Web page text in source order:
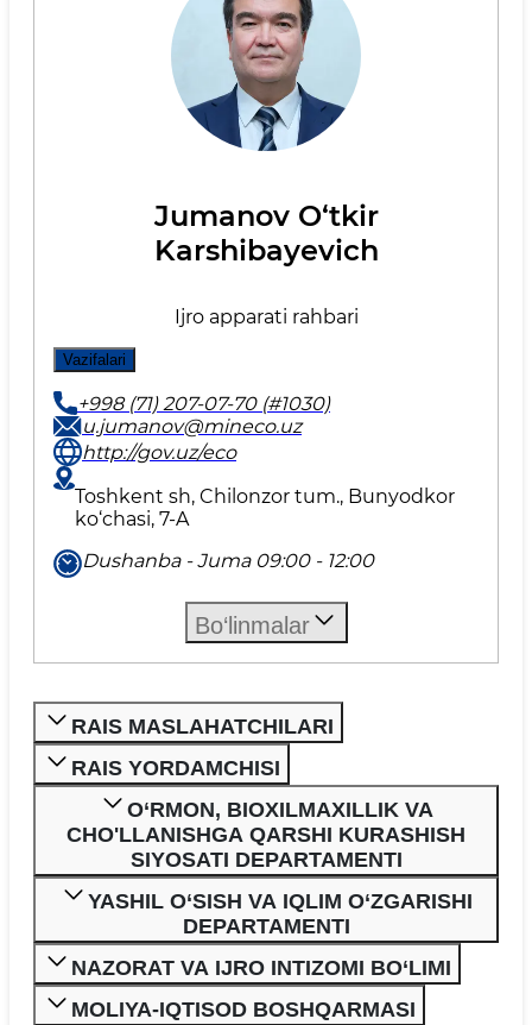
Jumanov O‘tkir
Karshibayevich
Ijro apparati rahbari
Vazifalari
+998 (71) 207-07-70 (#1030)
u.jumanov@mineco.uz
http://gov.uz/eco
Toshkent sh, Chilonzor tum., Bunyodkor
ko‘chasi, 7-A
Dushanba - Juma 09:00 - 12:00
Bo‘linmalar
RAIS MASLAHATCHILARI
RAIS YORDAMCHISI
O‘RMON, BIOXILMAXILLIK VA
CHO'LLANISHGA QARSHI KURASHISH
SIYOSATI DEPARTAMENTI
YASHIL O‘SISH VA IQLIM O‘ZGARISHI
DEPARTAMENTI
NAZORAT VA IJRO INTIZOMI BO‘LIMI
MOLIYA-IQTISOD BOSHQARMASI